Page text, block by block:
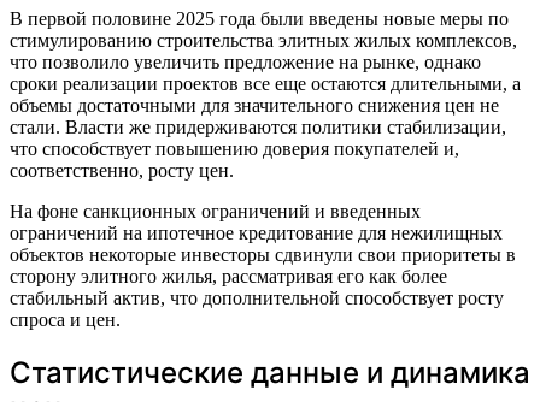
В первой половине 2025 года были введены новые меры по
стимулированию строительства элитных жилых комплексов,
что позволило увеличить предложение на рынке, однако
сроки реализации проектов все еще остаются длительными, а
объемы достаточными для значительного снижения цен не
стали. Власти же придерживаются политики стабилизации,
что способствует повышению доверия покупателей и,
соответственно, росту цен.
На фоне санкционных ограничений и введенных
ограничений на ипотечное кредитование для нежилищных
объектов некоторые инвесторы сдвинули свои приоритеты в
сторону элитного жилья, рассматривая его как более
стабильный актив, что дополнительной способствует росту
спроса и цен.
Статистические данные и динамика